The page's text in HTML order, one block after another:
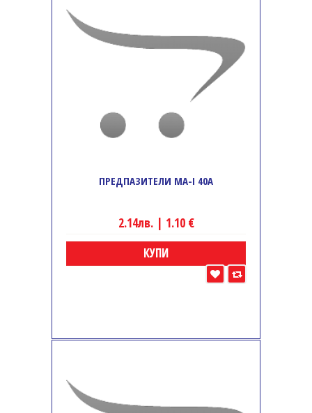
ПРЕДПАЗИТЕЛИ MA-I 40A
2.14лв. | 1.10 €
КУПИ